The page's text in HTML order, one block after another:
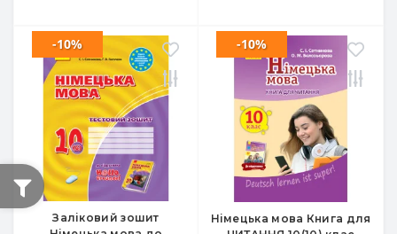
Заліковий зошит
-10%
Німецька мова Книга для
-10%